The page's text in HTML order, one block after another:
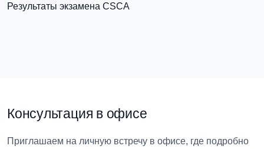
Результаты экзамена CSCA
Консультация в офисе
Приглашаем на личную встречу в офисе, где подробно